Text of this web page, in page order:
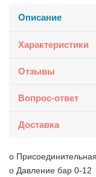
Описание
Характеристики
Отзывы
Вопрос-ответ
Доставка
o
o Давление бар 0-12